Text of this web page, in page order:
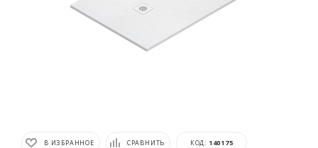
В ИЗБРАННОЕ СРАВНИТЬ КОД: 140175